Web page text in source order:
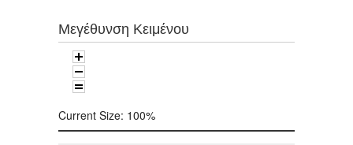
Μεγέθυνση Κειμένου
Current Size: 100%